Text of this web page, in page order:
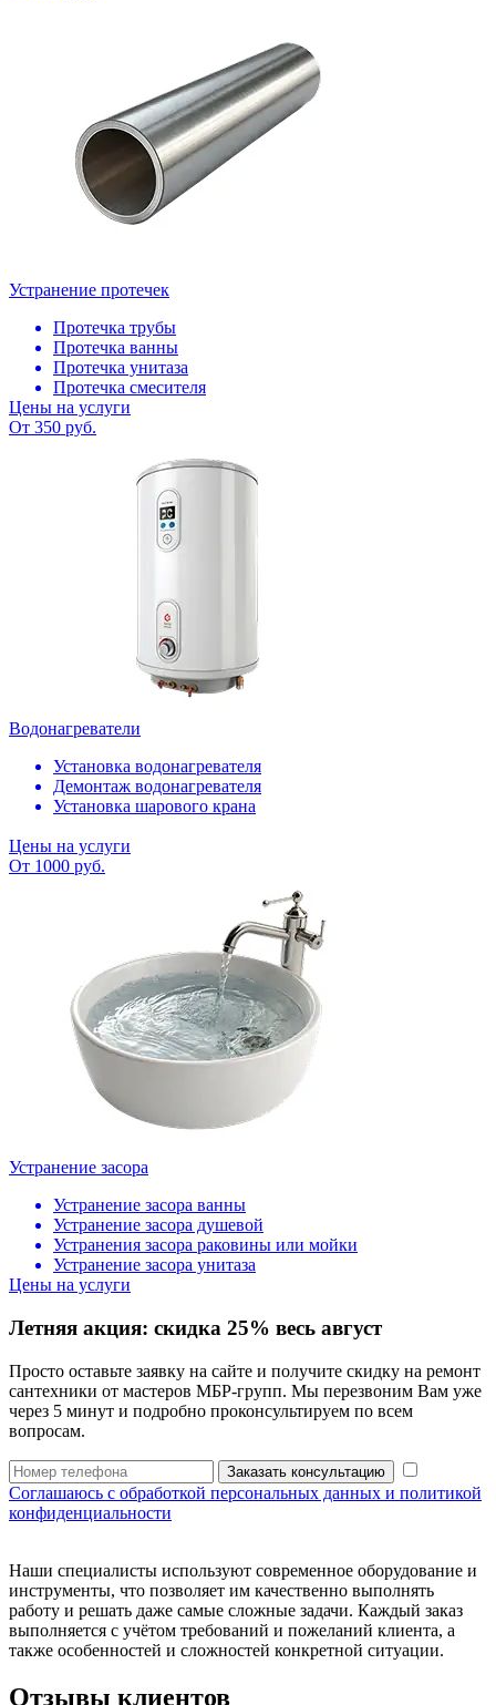
Устранение протечек
Протечка трубы
Протечка ванны
Протечка унитаза
Протечка смесителя
Цены на услуги
От 350 руб.
Водонагреватели
Установка водонагревателя
Демонтаж водонагревателя
Установка шарового крана
Цены на услуги
От 1000 руб.
Устранение засора
Устранение засора ванны
Устранение засора душевой
Устранения засора раковины или мойки
Устранение засора унитаза
Цены на услуги
Летняя акция: скидка 25% весь август
Просто оставьте заявку на сайте и получите скидку на ремонт
сантехники от мастеров МБР-групп. Мы перезвоним Вам уже
через 5 минут и подробно проконсультируем по всем
вопросам.
Заказать консультацию
Соглашаюсь с обработкой персональных данных и политикой
конфиденциальности
Наши специалисты используют современное оборудование и
инструменты, что позволяет им качественно выполнять
работу и решать даже самые сложные задачи. Каждый заказ
выполняется с учётом требований и пожеланий клиента, а
также особенностей и сложностей конкретной ситуации.
Отзывы клиентов